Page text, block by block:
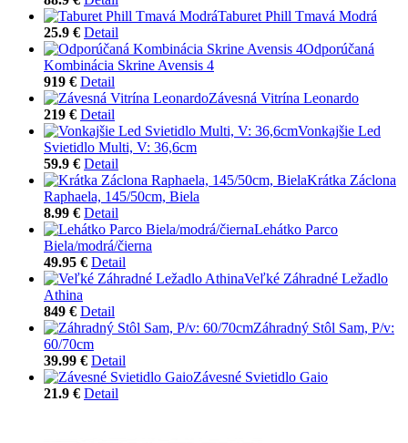
Taburet Phill Tmavá Modrá
25.9 € Detail
Odporúčaná
Kombinácia Skrine Avensis 4
919 € Detail
Závesná Vitrína Leonardo
219 € Detail
Vonkajšie Led
Svietidlo Multi, V: 36,6cm
59.9 € Detail
Krátka Záclona
Raphaela, 145/50cm, Biela
8.99 € Detail
Lehátko Parco
Biela/modrá/čierna
49.95 € Detail
Veľké Záhradné Ležadlo
Athina
849 € Detail
Záhradný Stôl Sam, P/v:
60/70cm
39.99 € Detail
Závesné Svietidlo Gaio
21.9 € Detail